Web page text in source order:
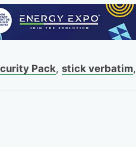
Pack, stick verbatim,
Pinterest
whatsapp